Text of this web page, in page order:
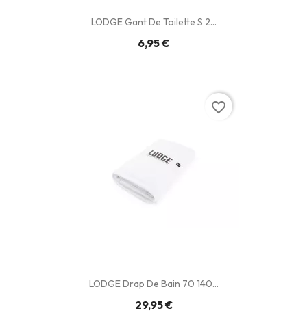
LODGE Gant De Toilette S 2...
6,95 €
LODGE Drap De Bain 70 140...
29,95 €
favorite_border